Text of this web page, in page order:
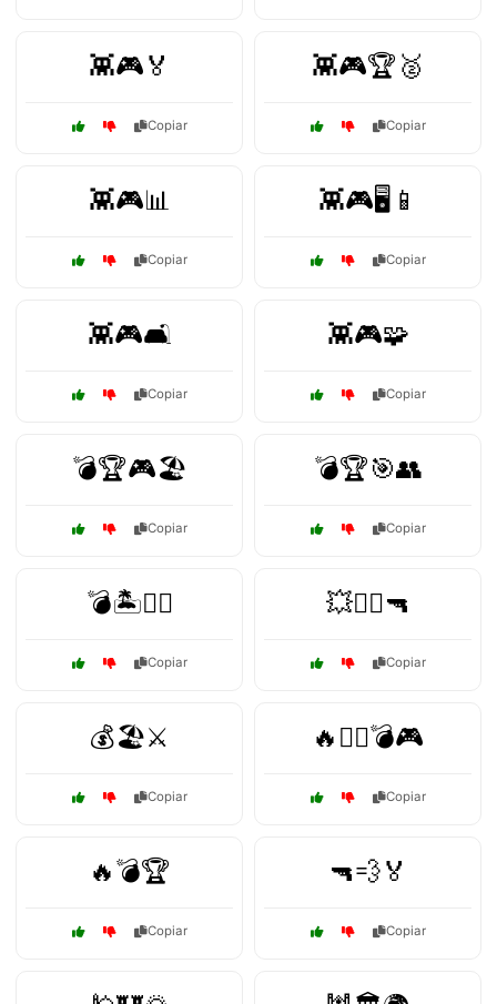
👾🎮🏅
Copiar
👾🎮🏆🥈
Copiar
👾🎮📊
Copiar
👾🎮🖥️📱
Copiar
👾🎮🛋️
Copiar
👾🎮🧩
Copiar
💣🏆🎮🏖️
Copiar
💣🏆🎯👥
Copiar
💣🏝️🏃‍♀️
Copiar
💥🏃‍♀️🔫
Copiar
💰🏖️⚔️
Copiar
🔥🏃‍♂️💣🎮
Copiar
🔥💣🏆
Copiar
🔫💨🏅
Copiar